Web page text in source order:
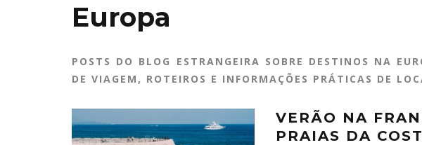
Europa
POSTS DO BLOG ESTRANGEIRA SOBRE DESTINOS NA
DE VIAGEM, ROTEIROS E INFORMAÇÕES PRÁTICAS DE
VERÃO NA
PRAIAS DA